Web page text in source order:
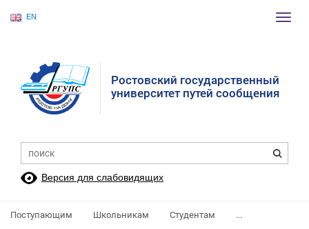
EN
Ростовский государственный
университет путей сообщения
Версия для слабовидящих
Поступающим Школьникам Студентам ...